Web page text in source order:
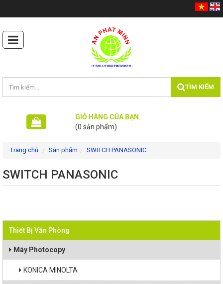
TÌM KIẾM
GIỎ HÀNG CỦA BẠN
(0 sản phẩm)
Máy photocopy
Máy Chiếu
Máy Tính
Linh kiện máy tính
Trang chủ Sản phẩm SWITCH PANASONIC
SWITCH PANASONIC
Thiết Bị Văn Phòng
Máy Photocopy
KONICA MINOLTA